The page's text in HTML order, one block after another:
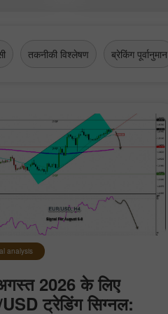
तकनीकी विश्लेषण ब्रेकिंग पूर्वानुमान
analysis
2026 के लिए
ट्रेडिंग सिग्नल: